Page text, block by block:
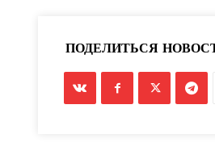
ПОДЕЛИТЬСЯ